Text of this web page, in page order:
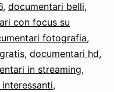
, documentari belli,
con focus su
fotografia,
, documentari hd,
in streaming,
,